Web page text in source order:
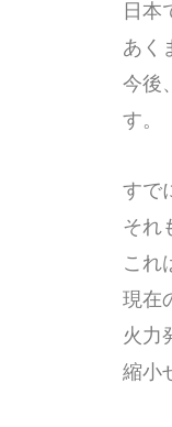
日本
あく
今後
す。
すで
それ
これ
現在
火力
縮小